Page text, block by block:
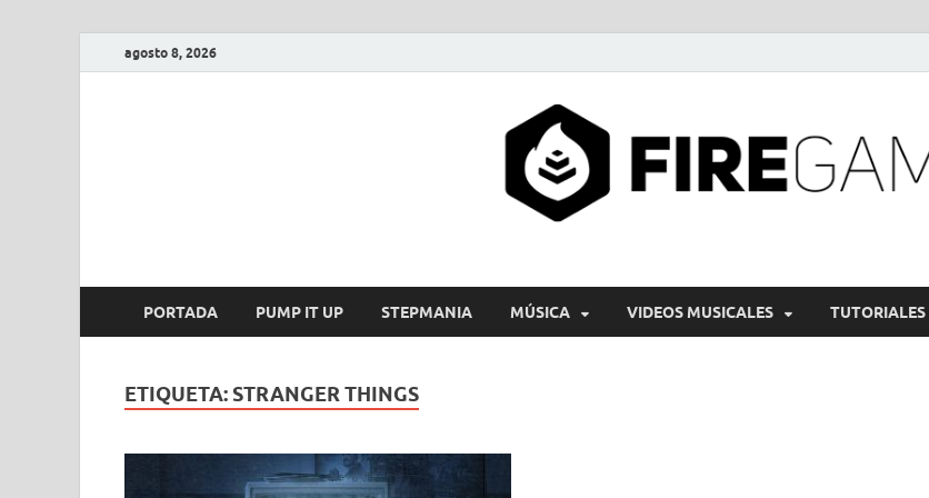
agosto 8, 2026
FIRE GAME
PORTADA PUMP IT UP STEPMANIA MÚSICA VIDEOS MUSICALES TUTORIALES
ETIQUETA: STRANGER THINGS